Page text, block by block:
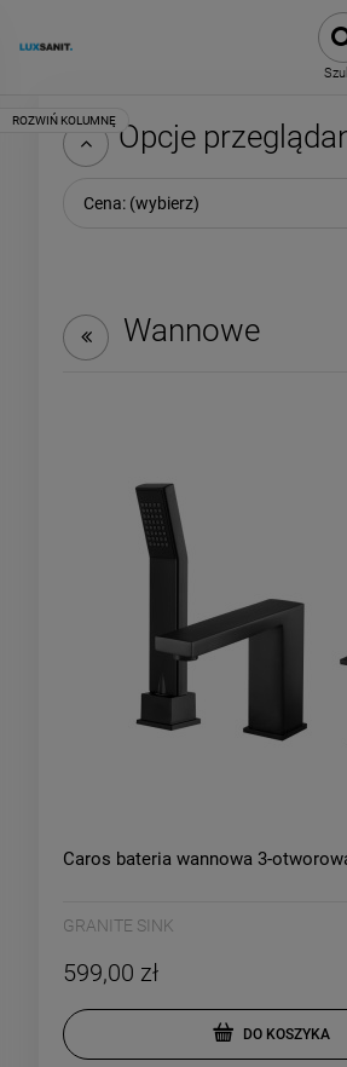
Opcje
Cena: (wybierz)
Wannowe
Caros bateria wannowa 3-
GRANITE SINK
599,00 zł
DO KOSZYKA